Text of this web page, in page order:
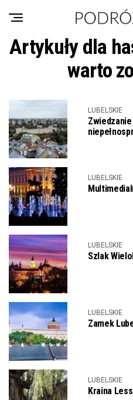
Artykuły dla
warto
LUBELSKIE
LUBELSKIE
LUBELSKIE
Szlak
LUBELSKIE
Zamek
LUBELSKIE
Kraina